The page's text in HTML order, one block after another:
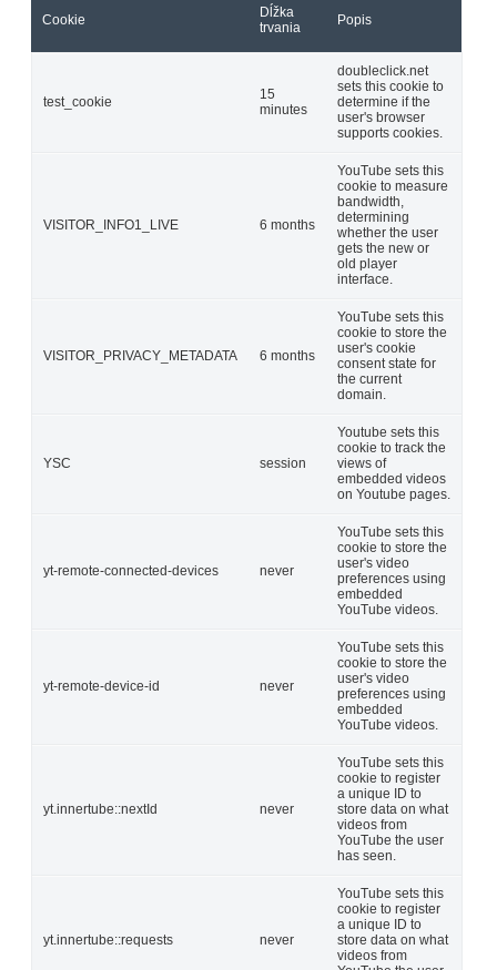
Cookie
Dĺžka
trvania
Popis
test_cookie
15
minutes
doubleclick.net
sets this cookie to
determine if the
user's browser
supports cookies.
VISITOR_INFO1_LIVE 6 months
YouTube sets this
cookie to measure
bandwidth,
determining
whether the user
gets the new or
old player
interface.
VISITOR_PRIVACY_METADATA 6 months
YouTube sets this
cookie to store the
user's cookie
consent state for
the current
domain.
YSC session
Youtube sets this
cookie to track the
views of
embedded videos
on Youtube pages.
yt-remote-connected-devices never
YouTube sets this
cookie to store the
user's video
preferences using
embedded
YouTube videos.
yt-remote-device-id never
YouTube sets this
cookie to store the
user's video
preferences using
embedded
YouTube videos.
yt.innertube::nextId never
YouTube sets this
cookie to register
a unique ID to
store data on what
videos from
YouTube the user
has seen.
yt.innertube::requests never
YouTube sets this
cookie to register
a unique ID to
store data on what
videos from